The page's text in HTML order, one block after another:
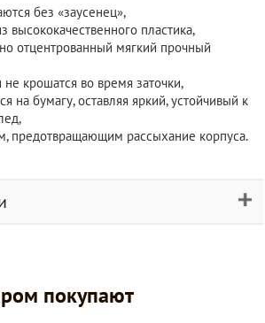
без «заусенец»,
высококачественного пластика,
отцентрованный мягкий прочный
крошатся во время заточки,
на бумагу, оставляя яркий, устойчивый к
предотвращающим рассыхание корпуса.
покупают